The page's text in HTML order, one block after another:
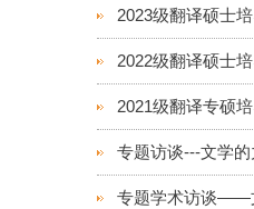
2023级翻译硕士
2022级翻译硕士
2021级翻译专硕
专题访谈---文学
专题学术访谈——